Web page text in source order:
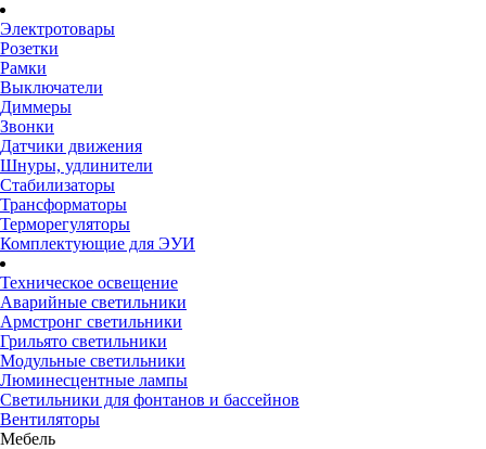
Электротовары
Розетки
Рамки
Выключатели
Диммеры
Звонки
Датчики движения
Шнуры, удлинители
Стабилизаторы
Трансформаторы
Терморегуляторы
Комплектующие для ЭУИ
Техническое освещение
Аварийные светильники
Армстронг светильники
Грильято светильники
Модульные светильники
Люминесцентные лампы
Светильники для фонтанов и бассейнов
Вентиляторы
Мебель